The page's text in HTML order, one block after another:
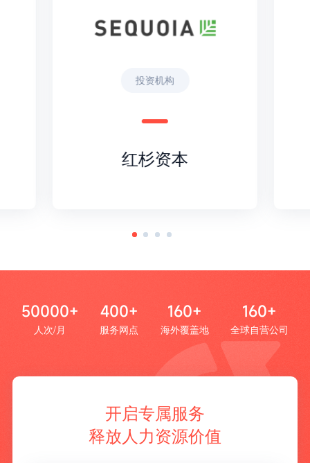
投资机构
红杉资本
50000+
人次/月
400+
服务网点
160+
海外覆盖地
160+
全球自营公司
开启专属服务
释放人力资源价值